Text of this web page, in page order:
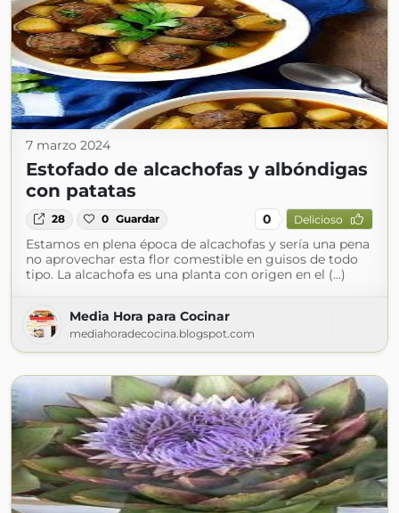
7 marzo 2024
Estofado de alcachofas y albóndigas
con patatas
28 0 Guardar 0 Delicioso
Estamos en plena época de alcachofas y sería una pena
no aprovechar esta flor comestible en guisos de todo
tipo. La alcachofa es una planta con origen en el (...)
Media Hora para Cocinar
mediahoradecocina.blogspot.com